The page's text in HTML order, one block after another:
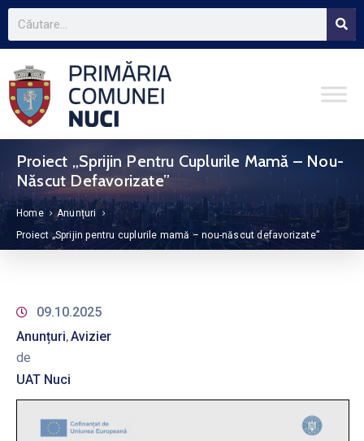
Proiect „Sprijin Pentru Cuplurile Mamă – Nou-
Născut Defavorizate”
Home
Anunțuri
Proiect „Sprijin pentru cuplurile mamă – nou-născut defavorizate”
09.10.2025
Anunțuri‚Avizier
de
UAT Nuci